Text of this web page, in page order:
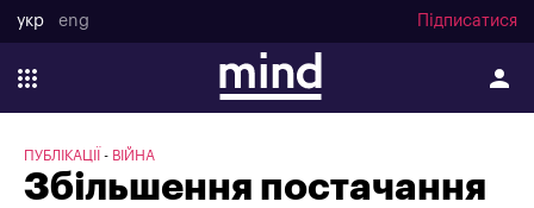
укр eng Підписатися
ПУБЛІКАЦІЇ ВІЙНА
Збільшення постачання